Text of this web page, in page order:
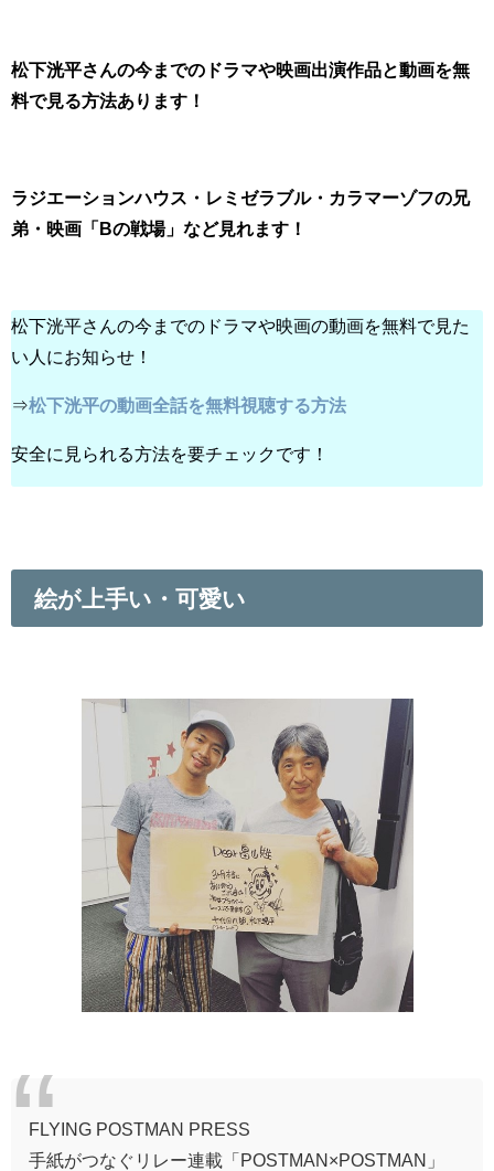
松下洸平さんの今までのドラマや映画出演作品と動画を無
料で見る方法あります！
ラジエーションハウス・レミゼラブル・カラマーゾフの兄
弟・映画「Bの戦場」など見れます！
松下洸平さんの今までのドラマや映画の動画を無料で見た
い人にお知らせ！
⇒松下洸平の動画全話を無料視聴する方法
安全に見られる方法を要チェックです！
絵が上手い・可愛い
FLYING POSTMAN PRESS
手紙がつなぐリレー連載「POSTMAN×POSTMAN」